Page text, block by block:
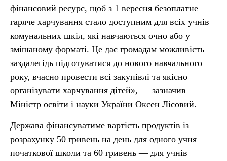
фінансовий ресурс, щоб з 1 вересня безоплатне
гаряче харчування стало доступним для всіх учнів
комунальних шкіл, які навчаються очно або у
змішаному форматі. Це дає громадам можливість
заздалегідь підготуватися до нового навчального
року, вчасно провести всі закупівлі та якісно
організувати харчування дітей», — зазначив
Міністр освіти і науки України Оксен Лісовий.
Держава фінансуватиме вартість продуктів із
розрахунку 50 гривень на день для одного учня
початкової школи та 60 гривень — для учнів